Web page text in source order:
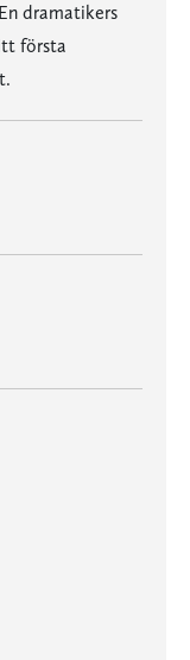
dramatikers
första